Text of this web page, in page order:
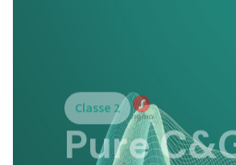
Classe 2
Pure